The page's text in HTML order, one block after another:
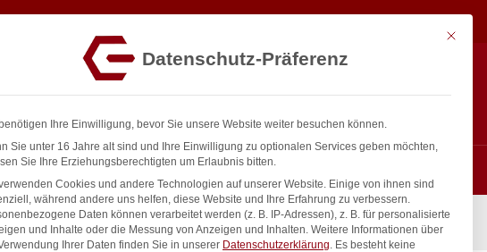
1/2″
733,42€ exkl. MwSt. In den Warenkorb
Mit
Datenschutz-Präferenz
Ihre Einwilligung, bevor Sie unsere Website weiter besuchen können.
Sie unter 16 Jahre alt sind und Ihre Einwilligung zu optionalen Services geben möchten,
Sie Ihre Erziehungsberechtigten um Erlaubnis bitten.
Cookies und andere Technologien auf unserer Website. Einige von ihnen sind
während andere uns helfen, diese Website und Ihre Erfahrung zu verbessern.
Daten können verarbeitet werden (z. B. IP-Adressen), z. B. für personalisierte
und Inhalte oder die Messung von Anzeigen und Inhalten. Weitere Informationen über
Ihrer Daten finden Sie in unserer Datenschutzerklärung. Es besteht keine